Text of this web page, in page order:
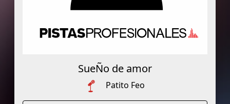
SueÑo de amor
Patito Feo